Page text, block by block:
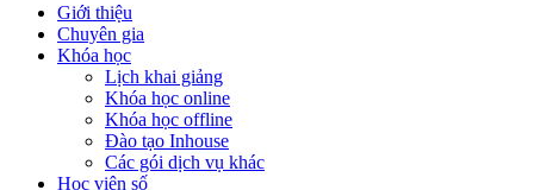
Giới thiệu
Chuyên gia
Khóa học
Lịch khai giảng
Khóa học online
Khóa học offline
Đào tạo Inhouse
Các gói dịch vụ khác
Học viện số